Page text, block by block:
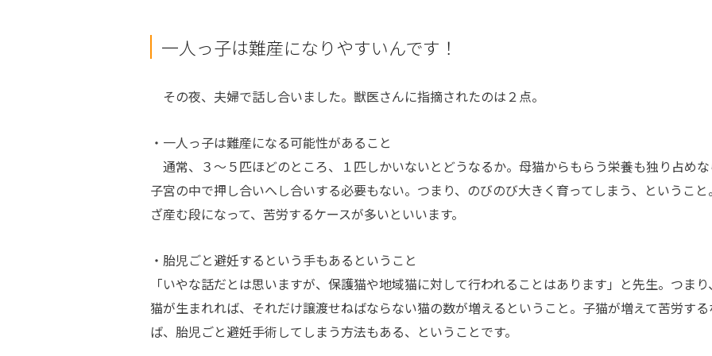
一人っ子は難産になりやすいんです！
その夜、夫婦で話し合いました。獣医さんに指摘されたのは２点。
・一人っ子は難産になる可能性があること
通常、３～５匹ほどのところ、１匹しかいないとどうなるか。母猫からもらう栄養も独り占めな
子宮の中で押し合いへし合いする必要もない。つまり、のびのび大きく育ってしまう、ということ
ざ産む段になって、苦労するケースが多いといいます。
・胎児ごと避妊するという手もあるということ
「いやな話だとは思いますが、保護猫や地域猫に対して行われることはあります」と先生。つまり
猫が生まれれば、それだけ譲渡せねばならない猫の数が増えるということ。子猫が増えて苦労する
ば、胎児ごと避妊手術してしまう方法もある、ということです。